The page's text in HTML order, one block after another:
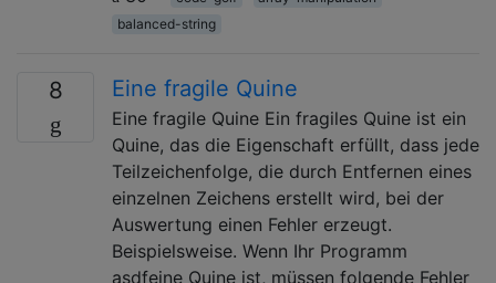
balanced-string
8 Eine fragile Quine
Eine fragile Quine Ein fragiles Quine ist ein
Quine, das die Eigenschaft erfüllt, dass jede
Teilzeichenfolge, die durch Entfernen eines
einzelnen Zeichens erstellt wird, bei der
Auswertung einen Fehler erzeugt.
Beispielsweise. Wenn Ihr Programm
asdfeine Quine ist, müssen folgende Fehler